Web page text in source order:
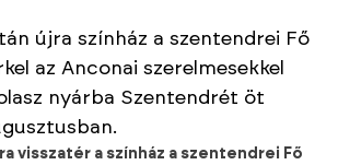
újra színház a szentendrei Fő
az Anconai szerelmesekkel
nyárba Szentendrét öt
visszatér a színház a szentendrei Fő